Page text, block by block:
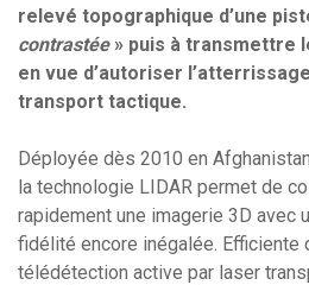
relevé topographique d’une
contrastée» puis à transmettre
en vue d’autoriser
transport tactique.
Déployée dès 2010 en
la technologie LIDAR permet de
rapidement une imagerie 3D avec
fidélité encore inégalée. Efficiente
télédétection active par laser